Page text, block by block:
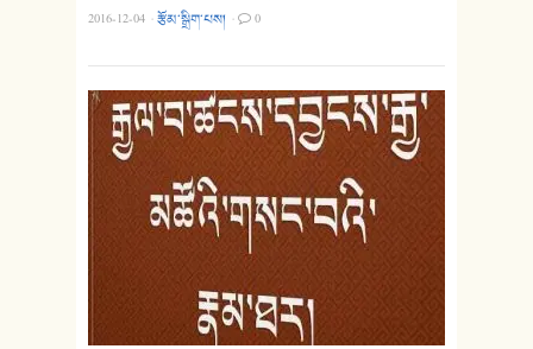
2016-12-04 ·རྩོམ་སྒྲིག་པས། · 0